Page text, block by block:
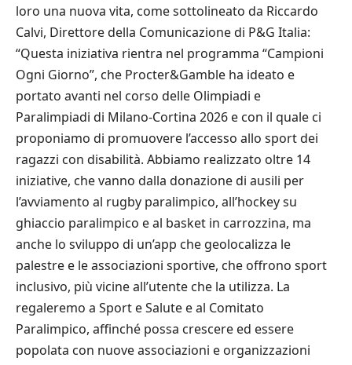
loro una nuova vita, come sottolineato da Riccardo
Calvi, Direttore della Comunicazione di P&G Italia:
“Questa iniziativa rientra nel programma “Campioni
Ogni Giorno”, che Procter&Gamble ha ideato e
portato avanti nel corso delle Olimpiadi e
Paralimpiadi di Milano-Cortina 2026 e con il quale ci
proponiamo di promuovere l’accesso allo sport dei
ragazzi con disabilità. Abbiamo realizzato oltre 14
iniziative, che vanno dalla donazione di ausili per
l’avviamento al rugby paralimpico, all’hockey su
ghiaccio paralimpico e al basket in carrozzina, ma
anche lo sviluppo di un’app che geolocalizza le
palestre e le associazioni sportive, che offrono sport
inclusivo, più vicine all’utente che la utilizza. La
regaleremo a Sport e Salute e al Comitato
Paralimpico, affinché possa crescere ed essere
popolata con nuove associazioni e organizzazioni